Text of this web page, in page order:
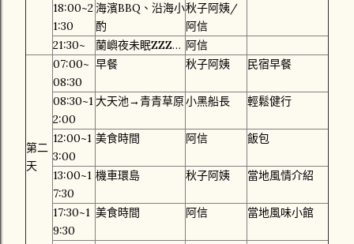
18:00~2
1:30
海濱BBQ、沿海小
酌
秋子阿姨/
阿信
21:30~
蘭嶼夜未眠ZZZ… 阿信
第二
天
07:00~
08:30
早餐 秋子阿姨 民宿早餐
08:30~1
2:00
大天池→青青草原小黑船長 輕鬆健行
12:00~1
3:00
美食時間 阿信 飯包
13:00~1
7:30
機車環島 秋子阿姨 當地風情介紹
17:30~1
9:30
美食時間 阿信 當地風味小館